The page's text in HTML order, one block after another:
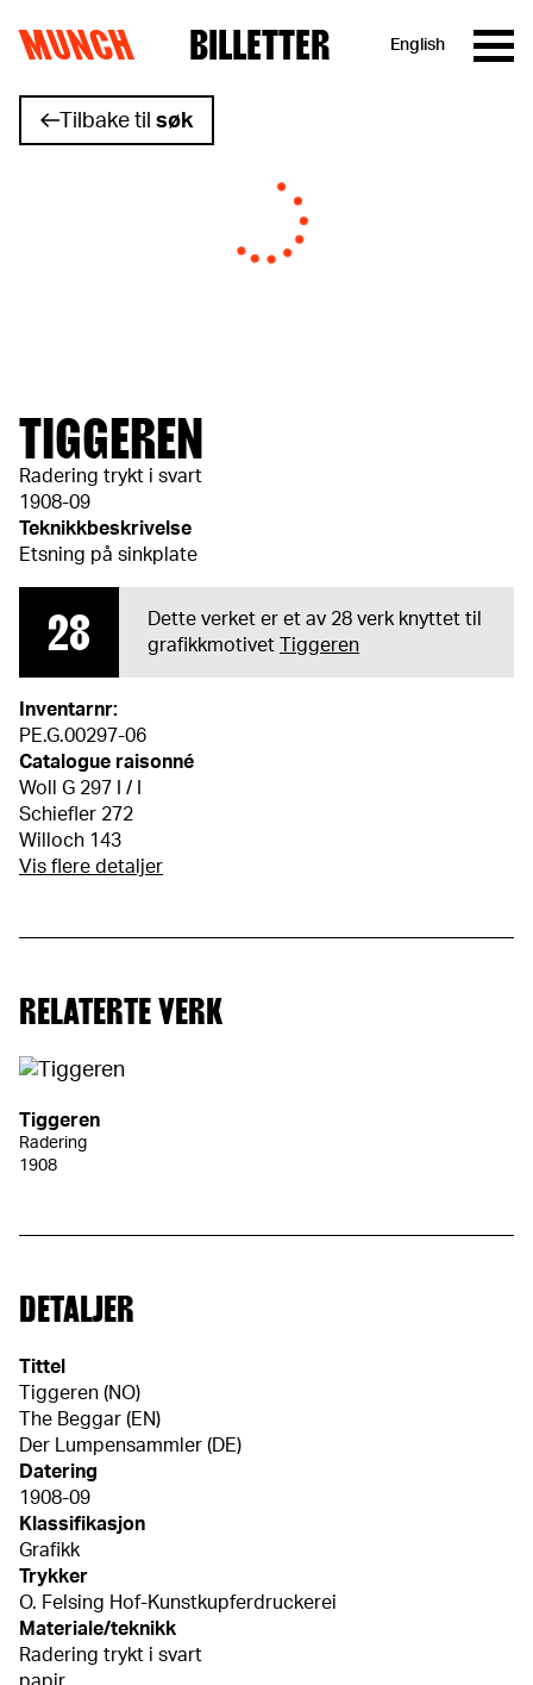
Hopp til innhold
MUNCH BILLETTER English
Tilbake til søk
TIGGEREN
Radering trykt i svart
1908-09
Teknikkbeskrivelse
Etsning på sinkplate
28
Dette verket er et av 28 verk knyttet til
grafikkmotivet
Tiggeren
Inventarnr:
PE.G.00297-06
Catalogue raisonné
Woll G 297 I / I
Schiefler 272
Willoch 143
Vis flere detaljer
RELATERTE VERK
Tiggeren
Radering
1908
DETALJER
Tittel
Tiggeren (NO)
The Beggar (EN)
Der Lumpensammler (DE)
Datering
1908-09
Klassifikasjon
Grafikk
Trykker
O. Felsing Hof-Kunstkupferdruckerei
Materiale/teknikk
Radering trykt i svart